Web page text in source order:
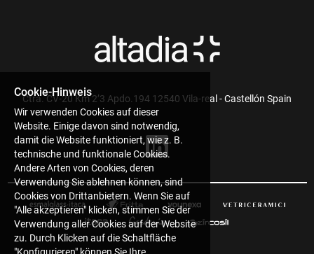
Ctra. CV-20 Km 2’3 Apdo.194 12540 Vila-real - Castellón Spain
Cookie-Hinweis
Wir verwenden Cookies auf dieser
Website. Einige davon sind notwendig,
damit die Website funktioniert, wie z. B.
technische und funktionale Cookies.
Andere Arten von Cookies, deren
Verwendung Sie ablehnen können, sind
Cookies von Drittanbietern. Wenn Sie auf
"Alle akzeptieren" klicken, stimmen Sie der
Verwendung aller Cookies auf der Website
zu. Durch Klicken auf die Schaltfläche